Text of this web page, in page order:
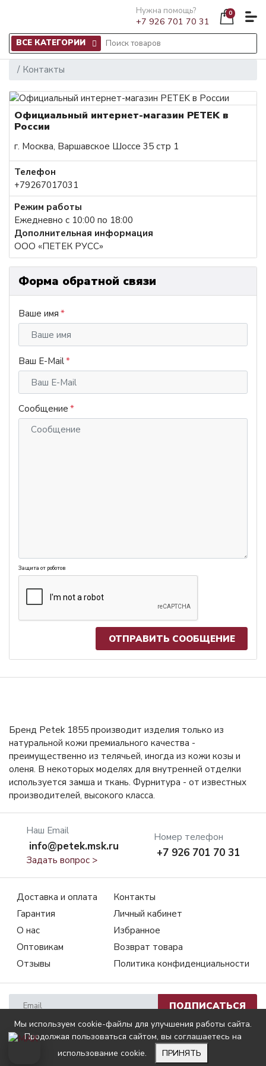
Нужна помощь?
+7 926 701 70 31
0
ВСЕ КАТЕГОРИИ
Контакты
Официальный интернет-магазин PETEK в
России
г. Москва, Варшавское Шоссе 35 стр 1
Телефон
+79267017031
Режим работы
Ежедневно с 10:00 по 18:00
Дополнительная информация
ООО «ПЕТЕК РУСС»
Форма обратной связи
Ваше имя
Ваш E-Mail
Сообщение
Защита от роботов
Наш Email
info@petek.msk.ru
Задать вопрос >
Номер телефон
+7 926 701 70 31
Бренд Petek 1855 производит изделия только из
натуральной кожи премиального качества -
преимущественно из телячьей, иногда из кожи козы и
оленя. В некоторых моделях для внутренней отделки
используется замша и ткань. Фурнитура - от известных
производителей, высокого класса.
Доставка и оплата
Гарантия
О нас
Оптовикам
Отзывы
Контакты
Личный кабинет
Избранное
Возврат товара
Политика конфиденциальности
ПОДПИСАТЬСЯ
© PETEK.RU
Мы используем cookie-файлы для улучшения работы сайта.
Продолжая пользоваться сайтом, вы соглашаетесь на
использование cookie.
ПРИНЯТЬ